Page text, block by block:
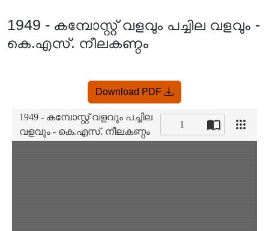
1949 - കമ്പോസ്റ്റ് വളവും പച്ചില വളവും -
കെ.എസ്. നീലകണ്ഠം
Download PDF